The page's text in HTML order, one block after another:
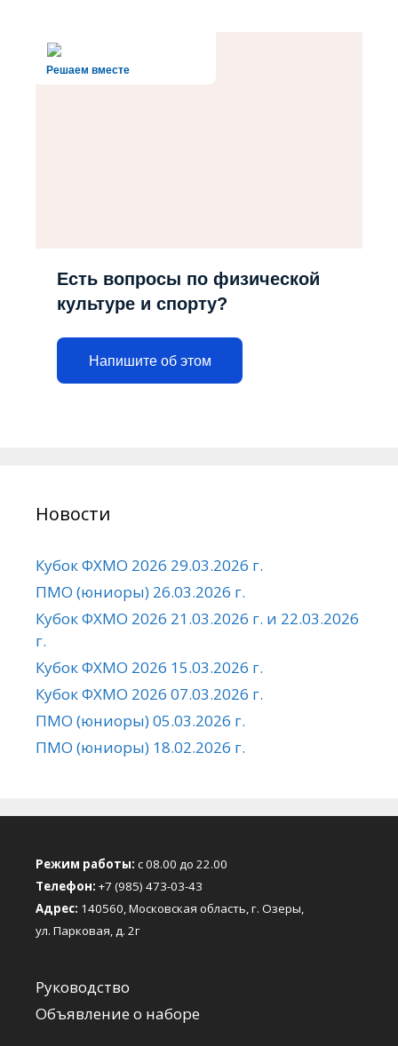
Решаем вместе
Есть вопросы по физической
культуре и спорту?
Напишите об этом
Новости
Кубок ФХМО 2026 29.03.2026 г.
ПМО (юниоры) 26.03.2026 г.
Кубок ФХМО 2026 21.03.2026 г. и 22.03.2026
г.
Кубок ФХМО 2026 15.03.2026 г.
Кубок ФХМО 2026 07.03.2026 г.
ПМО (юниоры) 05.03.2026 г.
ПМО (юниоры) 18.02.2026 г.
Режим работы: с 08.00 до 22.00
Телефон: +7 (985) 473-03-43
Адрес: 140560, Московская область, г. Озеры,
ул. Парковая, д. 2г
Руководство
Объявление о наборе